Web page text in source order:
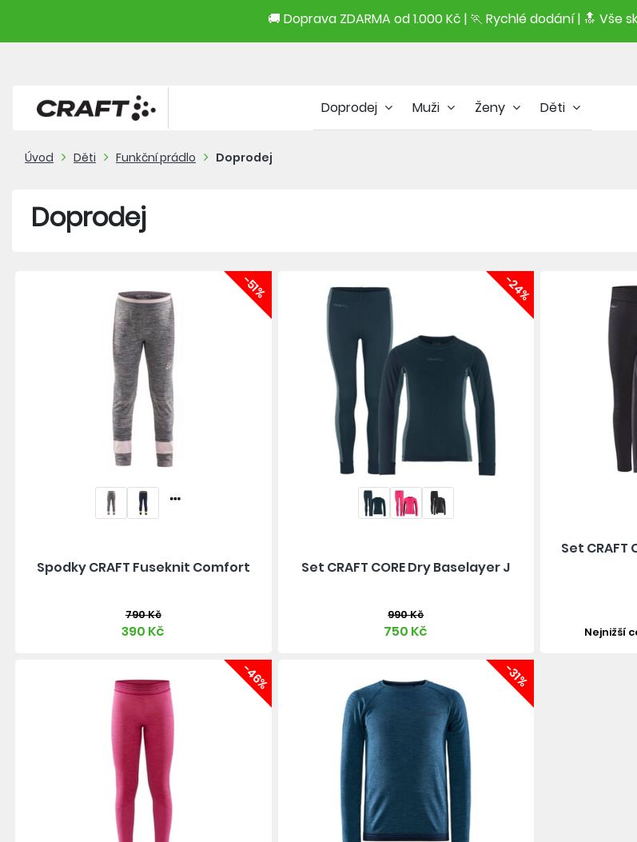
🚚 Doprava ZDARMA od 1.000 Kč | 🏃 Rychlé dodání | 🔝 Vše
Doprodej Muži Ženy Děti
Úvod Děti Funkční prádlo Doprodej
Doprodej
-51%
Spodky CRAFT Fuseknit Comfort
790 Kč
390 Kč
-24%
Set CRAFT CORE Dry Baselayer J
990 Kč
750 Kč
Set CRAFT
Nejnižší
-46% -31%